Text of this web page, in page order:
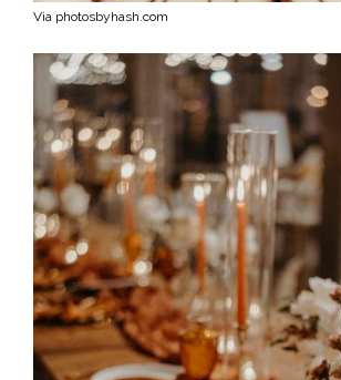
Via photosbyhash.com